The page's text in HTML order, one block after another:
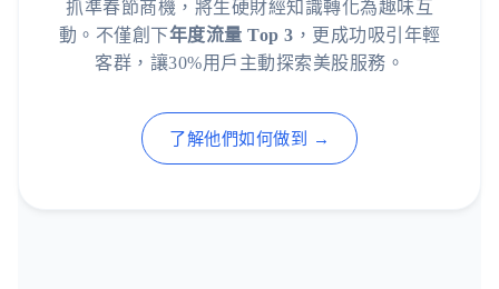
抓準春節商機，將生硬財經知識轉化為趣味互
動。不僅創下年度流量 Top 3 ，更成功吸引年輕
客群，讓30%用戶主動探索美股服務。
了解他們如何做到 →